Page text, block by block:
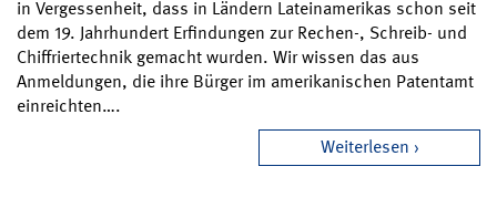
in Vergessenheit, dass in Ländern Lateinamerikas schon seit
dem 19. Jahrhundert Erfindungen zur Rechen-, Schreib- und
Chiffriertechnik gemacht wurden. Wir wissen das aus
Anmeldungen, die ihre Bürger im amerikanischen Patentamt
einreichten….
Weiterlesen